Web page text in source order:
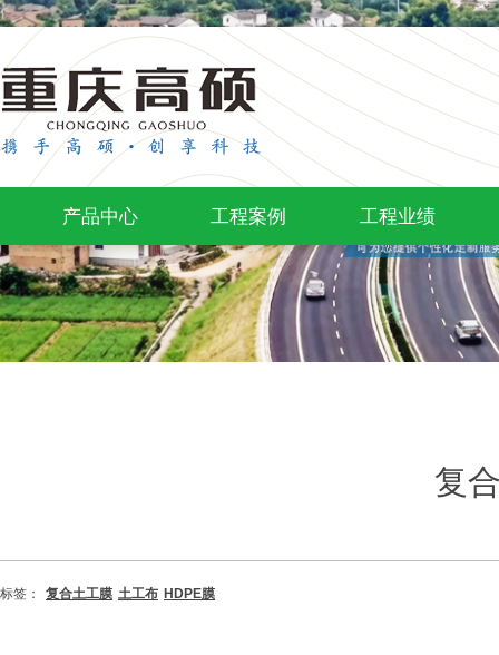
产品中心 工程案例 工程业绩
复
标签： 复合土工膜 土工布 HDPE膜